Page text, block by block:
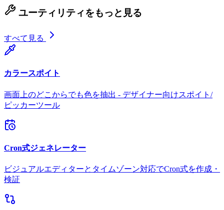
ユーティリティをもっと見る
すべて見る
カラースポイト
画面上のどこからでも色を抽出 - デザイナー向けスポイト/
ピッカーツール
Cron式ジェネレーター
ビジュアルエディターとタイムゾーン対応でCron式を作成・
検証